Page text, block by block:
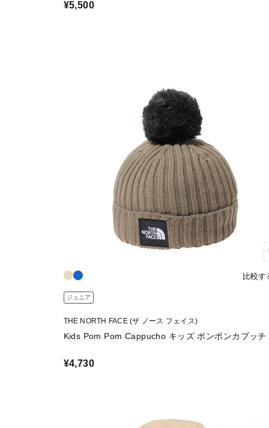
¥5,500
比較す
ジュニア
THE NORTH FACE (ザ ノース フェイス)
Kids Pom Pom Cappucho キッズ ポンポンカプッチ
¥4,730